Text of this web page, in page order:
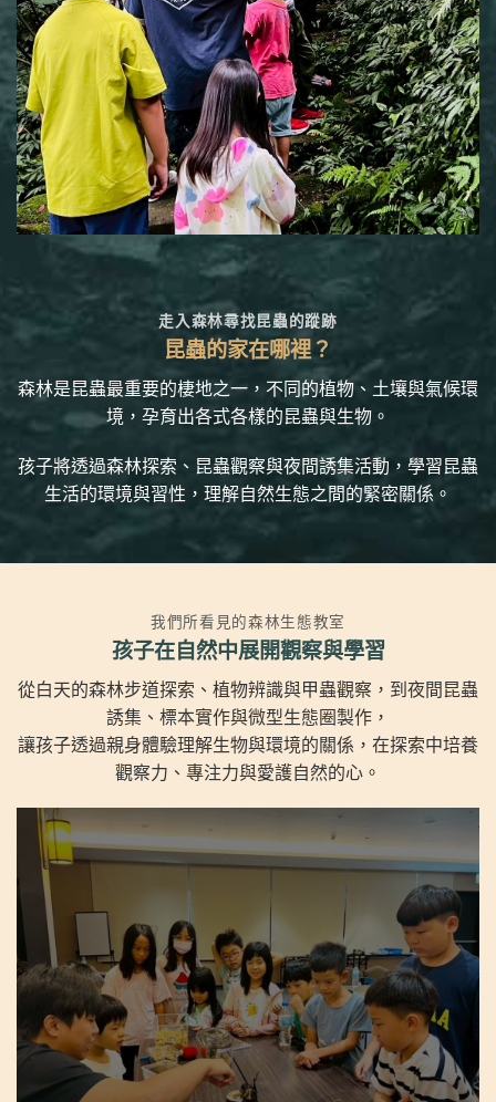
走入森林尋找昆蟲的蹤跡
昆蟲的家在哪裡？
森林是昆蟲最重要的棲地之一，不同的植物、土壤與氣候環
境，孕育出各式各樣的昆蟲與生物。
孩子將透過森林探索、昆蟲觀察與夜間誘集活動，學習昆蟲
生活的環境與習性，理解自然生態之間的緊密關係。
我們所看見的森林生態教室
孩子在自然中展開觀察與學習
從白天的森林步道探索、植物辨識與甲蟲觀察，到夜間昆蟲
誘集、標本實作與微型生態圈製作，
讓孩子透過親身體驗理解生物與環境的關係，在探索中培養
觀察力、專注力與愛護自然的心。